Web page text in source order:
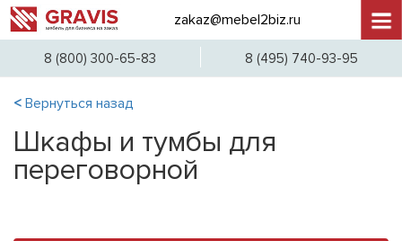
+7
zakaz@mebel2biz.ru
8 (800) 300-65-83 8 (495) 740-93-95
< Вернуться назад
Шкафы и тумбы для
переговорной